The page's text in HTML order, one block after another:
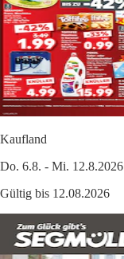
Kaufland
Do. 6.8. - Mi. 12.8.2026
Gültig bis 12.08.2026